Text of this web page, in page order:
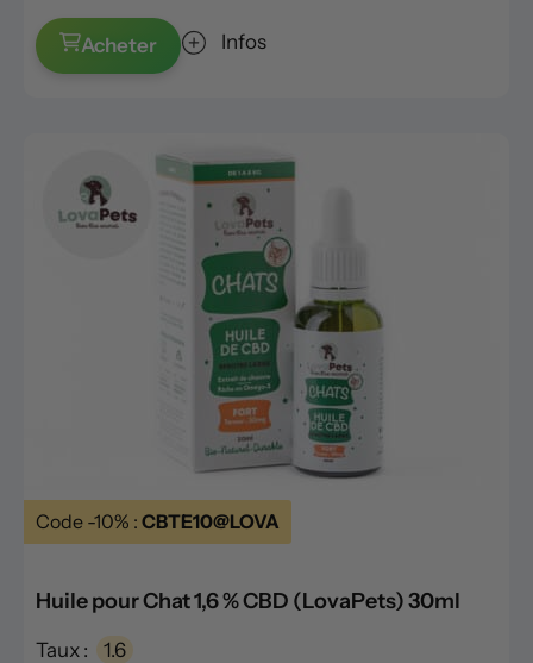
Acheter Infos
Code -10% : CBTE10@LOVA
Huile pour Chat 1,6 % CBD (LovaPets) 30ml
Taux : 1.6